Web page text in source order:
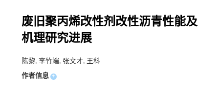
废旧聚丙烯改性剂改性沥青性能及
机理研究进展
陈黎, 李竹端, 张文才, 王科
作者信息 +